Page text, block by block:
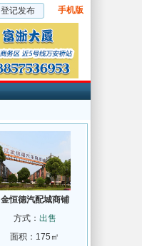
登记发布 手机版
金恒德汽配城商铺
方式： 出售
面积：175㎡